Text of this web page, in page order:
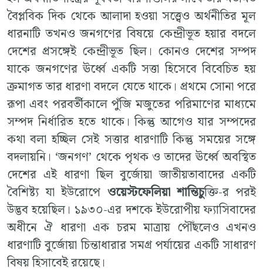
বৈপ্লবিক দিক থেকে আলাদা হওয়া সত্ত্বেও অর্থনীতির মূল
ধারনাটি তখনও জনগণের বিষয়ে কেন্দ্রীভূত হয়ার বদলে
দেশের প্রসঙ্গেই কেন্দ্রীভূত ছিল। কোনও দেশের সম্পদ
যাকে জনগণের ঊর্ধ্বে একটি সত্তা হিসেবে বিবেচিত হয়
ক্রমাগত তার ধারণা বদলে যেতে থাকে। প্রথমে সোনা পরে
রূপা এবং পরবর্তীকালে পুঁজি মজুতের পরিমাণের মাধ্যমে
সম্পদ নির্ধারিত হতে থাকে। কিন্তু আগেও যার সম্পদের
কথা বলা হচ্ছিল সেই সত্তার ধারণাটি কিন্তু সময়ের সঙ্গে
বদলায়নি। ‘জনগণ’ থেকে পৃথক ও তাদের ঊর্ধ্বে অবস্থিত
দেশের এই ধারণা ছিল বুর্জোয়া জাতীয়তাবাদের একটি
বৈশিষ্ট্য যা ইউরোপে ওয়েস্টফেলিয়া শান্তিচুক্তি-র পরই
উদ্ভব হয়েছিল। ১৯৩০-এর দশকে ইউরোপীয় ফ্যাসিবাদের
অধীনে ঐ ধারণা এক চরম মাত্রায় পৌঁছলেও এখনও
ধারণাটি বুর্জোয়া চিন্তাধারার সমগ্র পর্যায়ের একটি সাধারণ
বিষয় হিসাবেই রয়েছে।